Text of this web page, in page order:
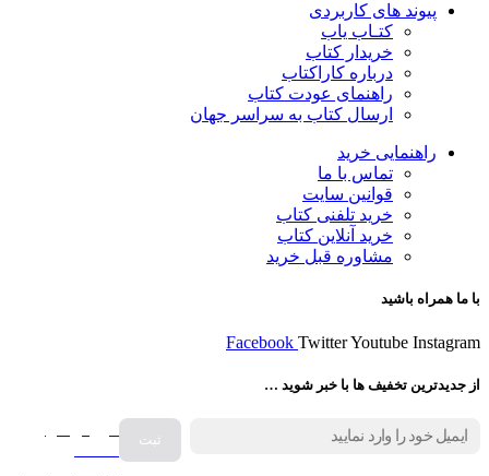
پیوند های کاربردی
کتـاب یاب
خریدار کتاب
درباره کاراکتاب
راهنمای عودت کتاب
ارسال کتاب به سراسر جهان
راهنمایی خرید
تماس با ما
قوانین سایت
خرید تلفنی کتاب
خرید آنلاین کتاب
مشاوره قبل خرید
با ما همراه باشید
Facebook TwitterYoutube Instagram
از جدیدترین تخفیف ها با خبر شوید …
فروش انواع